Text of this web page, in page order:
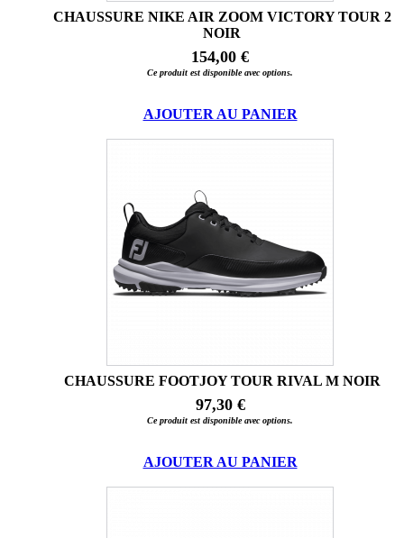
CHAUSSURE NIKE AIR ZOOM VICTORY TOUR 2
NOIR
154,00 €
Ce produit est disponible avec options.
AJOUTER AU PANIER
CHAUSSURE FOOTJOY TOUR RIVAL M NOIR
97,30 €
Ce produit est disponible avec options.
AJOUTER AU PANIER